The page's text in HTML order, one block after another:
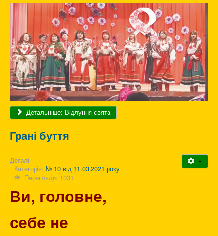
Детальніше: Відлуння свята
Грані буття
Деталі
Категорія: № 10 від 11.03.2021 року
Перегляди: 1031
Ви, головне,
себе не